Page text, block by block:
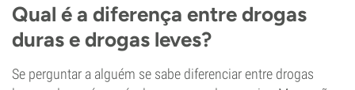
Qual é a diferença entre drogas
duras e drogas leves?
Se perguntar a alguém se sabe diferenciar entre drogas